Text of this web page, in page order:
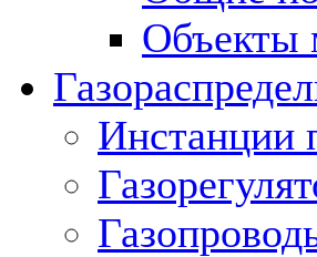
Объекты
Инстанции